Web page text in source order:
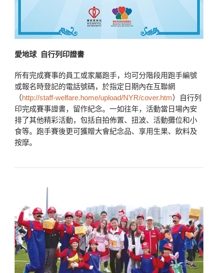
愛地球 自行列印證書
所有完成賽事的員工或家屬跑手，均可分階段用跑手編號
或報名時登記的電話號碼，於指定日期內在互聯網
（http://staff-welfare.home/upload/NYR/cover.htm）自行列
印完成賽事證書，留作紀念。一如往年，活動當日場內安
排了其他精彩活動，包括自拍佈置、扭波、活動攤位和小
食等。跑手賽後更可獲贈大會紀念品、享用生果、飲料及
按摩。